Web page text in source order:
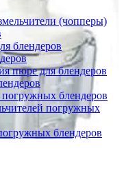
(чопперы)
блендеров
пюре для блендеров
погружных блендеров
погружных
блендеров